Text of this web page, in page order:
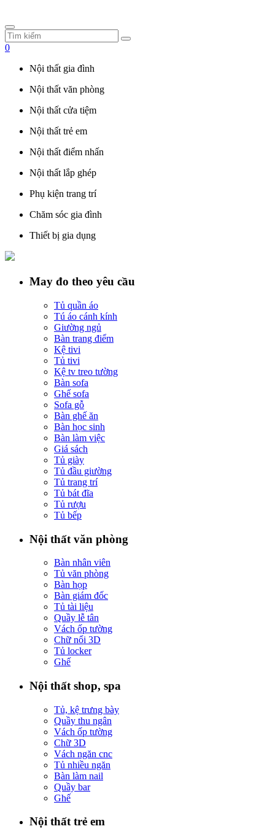
0
Nội thất gia đình
Nội thất văn phòng
Nội thất cửa tiệm
Nội thất trẻ em
Nội thất điểm nhấn
Nội thất lắp ghép
Phụ kiện trang trí
Chăm sóc gia đình
Thiết bị gia dụng
May đo theo yêu cầu
Tủ quần áo
Tú áo cánh kính
Giường ngủ
Bàn trang điểm
Kệ tivi
Tủ tivi
Kệ tv treo tường
Bàn sofa
Ghế sofa
Sofa gỗ
Bàn ghế ăn
Bàn học sinh
Bàn làm việc
Giá sách
Tủ giày
Tủ đầu giường
Tủ trang trí
Tủ bát đĩa
Tủ rượu
Tủ bếp
Nội thất văn phòng
Bàn nhân viên
Tủ văn phòng
Bàn họp
Bàn giám đốc
Tủ tài liệu
Quầy lễ tân
Vách ốp tường
Chữ nổi 3D
Tủ locker
Ghế
Nội thất shop, spa
Tủ, kệ trưng bày
Quầy thu ngân
Vách ốp tường
Chữ 3D
Vách ngăn cnc
Tủ nhiều ngăn
Bàn làm nail
Quầy bar
Ghế
Nội thất trẻ em